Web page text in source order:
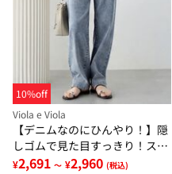
10%off
Viola e Viola
【デニムなのにひんやり！】隠
しゴムで見た目すっきり！スト
レッチ楽ちんデニム
¥2,691 ～ ¥2,960 (税込)